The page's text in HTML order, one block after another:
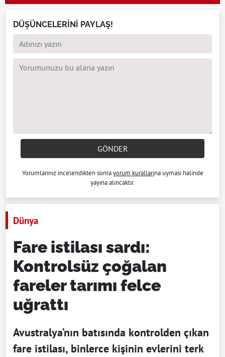
DÜŞÜNCELERİNİ PAYLAŞ!
GÖNDER
Yorumlarınız incelendikten sonrayorum kurallarına uyması halinde
yayına alıncaktır.
Dünya
Fare istilası sardı:
Kontrolsüz çoğalan
fareler tarımı felce
uğrattı
Avustralya’nın batısında kontrolden çıkan
fare istilası, binlerce kişinin evlerini terk